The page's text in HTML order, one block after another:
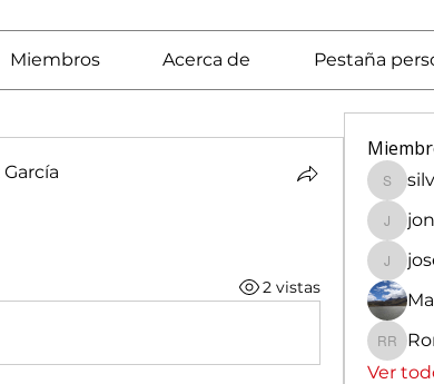
Miembros Acerca de Pestaña
2 vistas
Ver